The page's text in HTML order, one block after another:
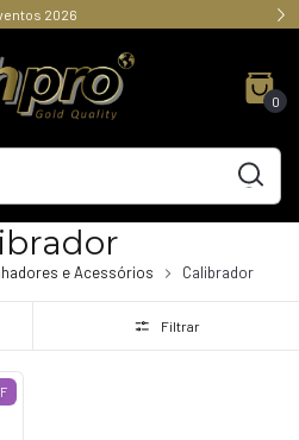
2026
0
e Acessórios Calibrador
Filtrar